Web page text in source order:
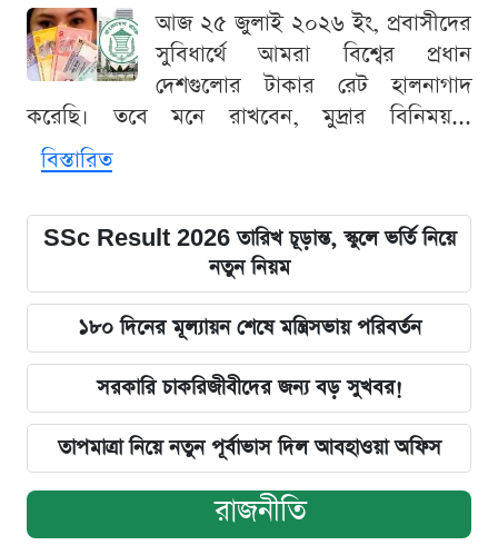
আজ ২৫ জুলাই ২০২৬ ইং, প্রবাসীদের
সুবিধার্থে আমরা বিশ্বের প্রধান
দেশগুলোর টাকার রেট হালনাগাদ
করেছি। তবে মনে রাখবেন, মুদ্রার বিনিময়...
বিস্তারিত
SSc Result 2026 তারিখ চূড়ান্ত, স্কুলে ভর্তি নিয়ে
নতুন নিয়ম
১৮০ দিনের মূল্যায়ন শেষে মন্ত্রিসভায় পরিবর্তন
সরকারি চাকরিজীবীদের জন্য বড় সুখবর!
তাপমাত্রা নিয়ে নতুন পূর্বাভাস দিল আবহাওয়া অফিস
রাজনীতি